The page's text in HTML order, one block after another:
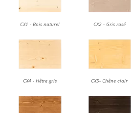
CX1 - Bois naturel CX2 - Gris rosé
CX4 - Hêtre gris CX5- Chêne clair